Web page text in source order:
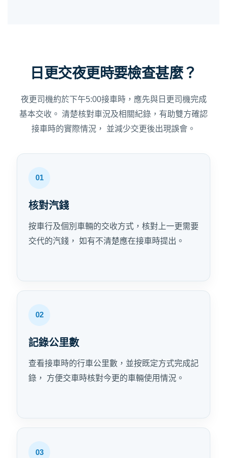
日更交夜更時要檢查甚麼？
夜更司機約於下午5:00接車時，應先與日更司機完成
基本交收。 清楚核對車況及相關紀錄，有助雙方確認
接車時的實際情況， 並減少交更後出現誤會。
核對汽錢
按車行及個別車輛的交收方式，核對上一更需要
交代的汽錢， 如有不清楚應在接車時提出。
記錄公里數
查看接車時的行車公里數，並按既定方式完成記
錄， 方便交車時核對今更的車輛使用情況。